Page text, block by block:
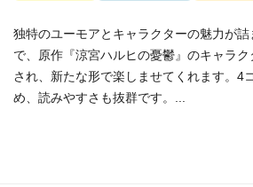
独特のユーモアとキャラクターの魅力が
で、原作『涼宮ハルヒの憂鬱』のキャラ
され、新たな形で楽しませてくれます。4
め、読みやすさも抜群です。...